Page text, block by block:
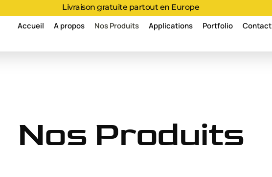
Livraison gratuite partout en Europe
Accueil A propos Nos Produits Applications Portfolio Contact
Nos Produits